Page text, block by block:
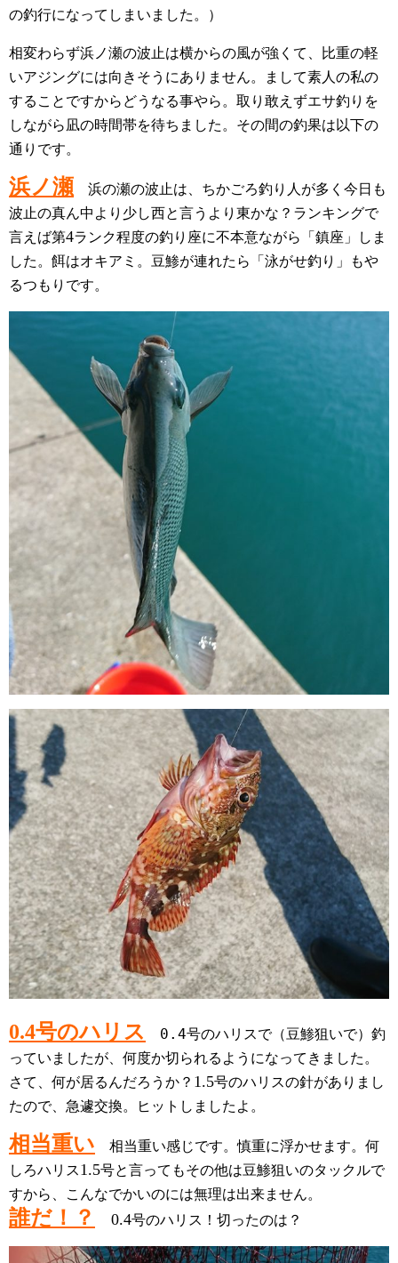
の釣行になってしまいました。）
相変わらず浜ノ瀬の波止は横からの風が強くて、比重の軽
いアジングには向きそうにありません。まして素人の私の
することですからどうなる事やら。 取り敢えずエサ釣りを
しながら凪の時間帯を待ちました。その間の釣果は以下の
通りです。
浜ノ瀬 浜の瀬の波止は、ちかごろ釣り人が多く今日も
波止の真ん中より少し西と言うより東かな？ランキングで
言えば第4ランク程度の釣り座に不本意ながら「鎮座」しま
した。 餌はオキアミ。豆鯵が連れたら「泳がせ釣り」もや
るつもりです。
0.4号のハリス
0.4号のハリスで（豆鯵狙いで）釣
っていましたが、何度か切られるようになってきました。
さて、何が居るんだろうか？ 1.5号のハリスの針がありまし
たので、急遽交換。
ヒットしましたよ。
相当重い 相当重い感じです。慎重に浮かせます。何
しろハリス1.5号と言ってもその他は豆鯵狙いのタックルで
すから、こんなでかいのには無理は出来ません。
誰だ！？ 0.4号のハリス！ 切ったのは？